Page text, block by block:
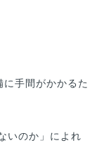
手間がかかるた
いのか」によれ